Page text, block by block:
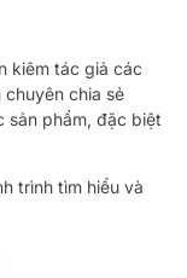
kiêm tác giả các
chia sẻ
sản phẩm, đặc biệt
trình tìm hiểu và